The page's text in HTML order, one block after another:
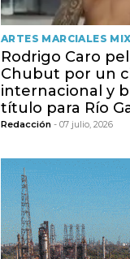
ARTES MARCIALES
Rodrigo Caro
Chubut por un
internacional y
título para Río
Redacción - 07 julio, 2026